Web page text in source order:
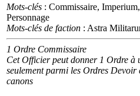
Mots-clés : Commissaire,
Personnage
Mots-clés de faction : Astra
1 Ordre Commissaire
Cet Officier peut donner 1 Ordre à
seulement parmi les Ordres
canons